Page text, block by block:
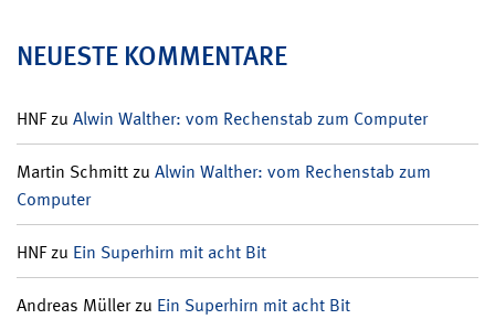
NEUESTE KOMMENTARE
HNFzu Alwin Walther: vom Rechenstab zum Computer
Martin Schmittzu Alwin Walther: vom Rechenstab zum
Computer
HNFzu Ein Superhirn mit acht Bit
Andreas Müllerzu Ein Superhirn mit acht Bit